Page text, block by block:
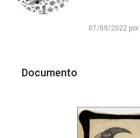
07/09/2022 por
Documento